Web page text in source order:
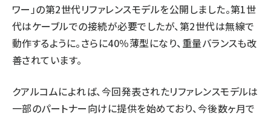
ワー」の第2世代リファレンスモデルを公開しました。第1世
代はケーブルでの接続が必要でしたが、第2世代は無線で
動作するように。さらに40％薄型になり、重量バランスも改
善されています。
クアルコムによれば、今回発表されたリファレンスモデルは
一部のパートナー向けに提供を始めており、今後数ヶ月で